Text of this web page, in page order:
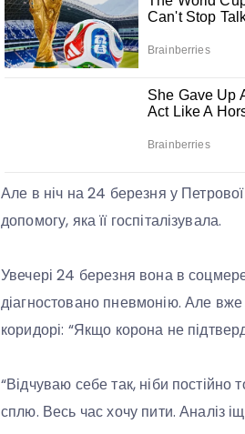
Але в ніч на 24 березня у
допомогу, яка її госпіталізувала.
Увечері 24 березня вона в
діагностовано пневмонію. Але
коридорі: “Якщо корона не
“Відчуваю себе так, ніби
сплю. Весь час хочу пити. Аналіз